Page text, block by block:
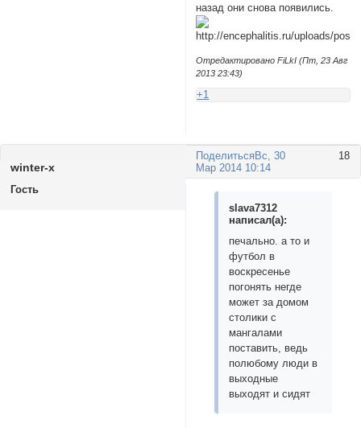
назад они снова появились.
Отредактировано FiLkI (Пт, 23 Авг
2013 23:43)
+1
Поделиться 18
Вс, 30
Мар 2014 10:14
winter-x
Гость
slavа7312
написал(а):
печально. а то и
футбол в
воскресенье
погонять негде
может за домом
столики с
мангалами
поставить, ведь
полюбому люди в
выходные
выходят и сидят